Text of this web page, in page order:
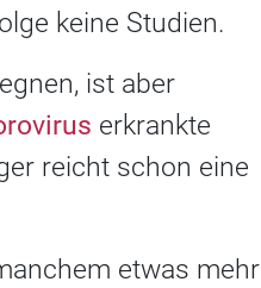
keine Studien.
ist aber
erkrankte
reicht schon eine
etwas mehr